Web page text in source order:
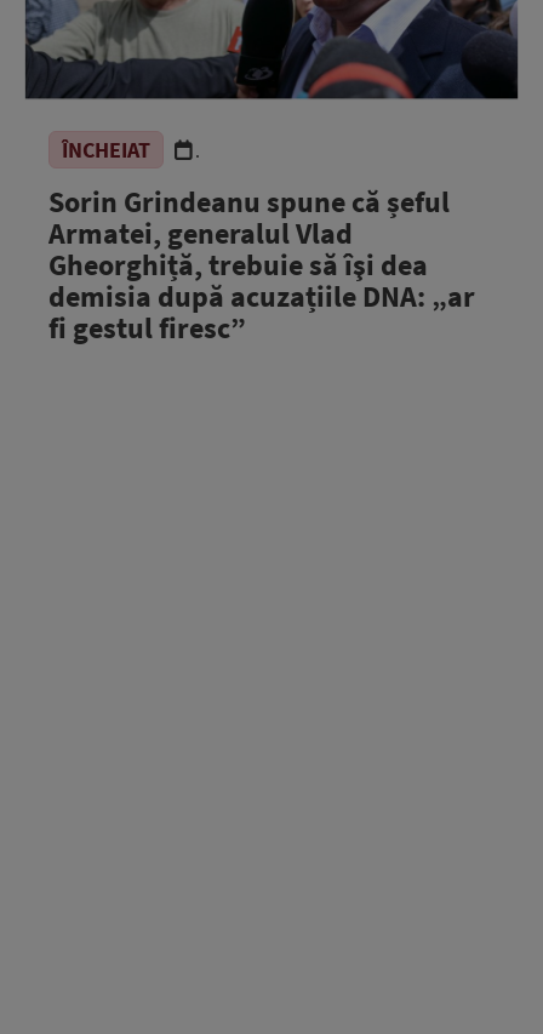
ÎNCHEIAT .
Sorin Grindeanu spune că șeful
Armatei, generalul Vlad
Gheorghiță, trebuie să îşi dea
demisia după acuzațiile DNA: „ar
fi gestul firesc”